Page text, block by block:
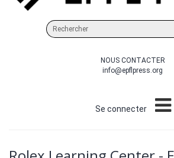
sur
site
NOUS CONTACTER
info@epflpress.org
Se connecter